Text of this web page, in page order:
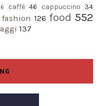
6 caffè 46 cappuccino 34
fashion 126 food 552
137